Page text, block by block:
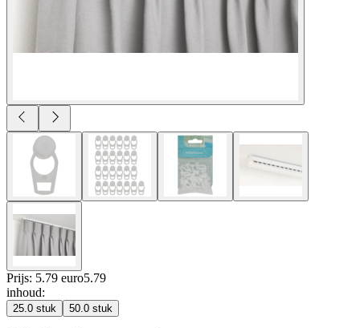
Prijs: 5.79 euro5.79
inhoud:
25.0 stuk 50.0 stuk